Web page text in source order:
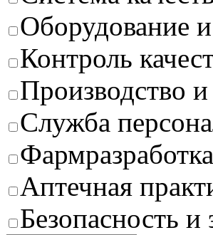
Оборудование
Контроль
Производство
Служба
Фармразработка
Аптечная
Безопасность и